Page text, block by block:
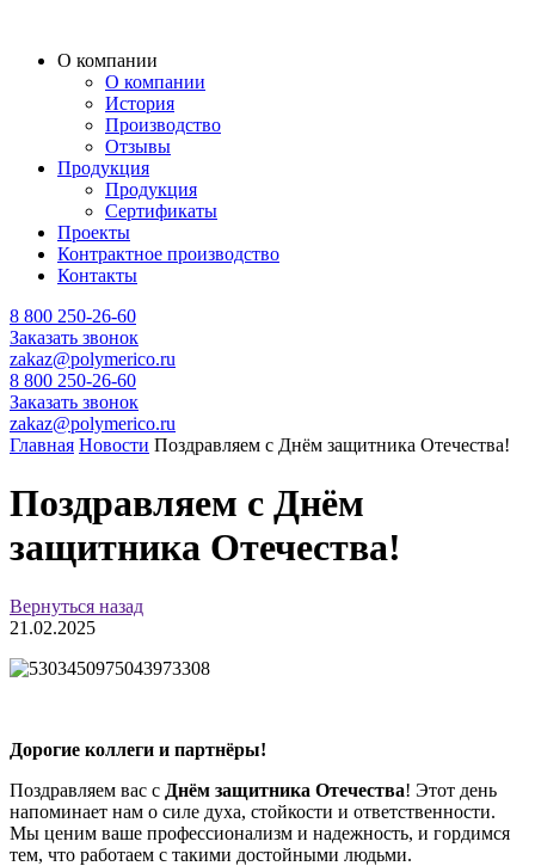
О компании
О компании
История
Производство
Отзывы
Продукция
Продукция
Сертификаты
Проекты
Контрактное производство
Контакты
8 800 250-26-60
Заказать звонок
zakaz@polymerico.ru
8 800 250-26-60
Заказать звонок
zakaz@polymerico.ru
Главная Новости Поздравляем с Днём защитника Отечества!
Поздравляем с Днём
защитника Отечества!
Вернуться назад
21.02.2025
Дорогие коллеги и партнёры!
Поздравляем вас с Днём защитника Отечества! Этот день
напоминает нам о силе духа, стойкости и ответственности.
Мы ценим ваше профессионализм и надежность, и гордимся
тем, что работаем с такими достойными людьми.